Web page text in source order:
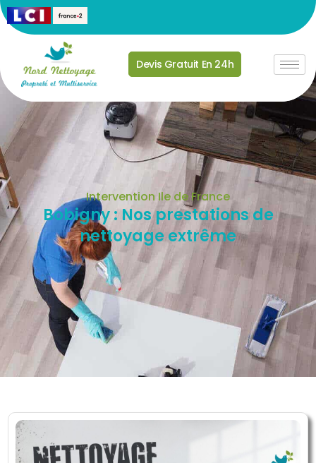
Devis Gratuit En 24h
Intervention Ile de France
Bobigny : Nos prestations de
nettoyage extrême